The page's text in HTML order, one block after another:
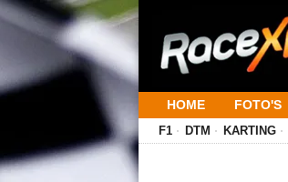
HOME FOTO'S
F1 DTM KARTING